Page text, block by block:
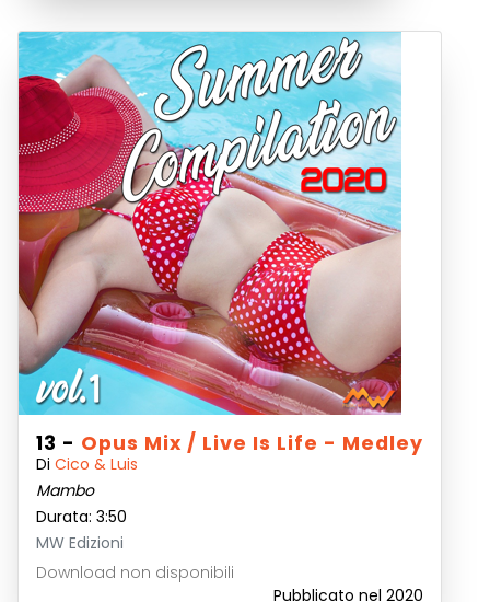
13 - Opus Mix / Live Is Life - Medley
Di Cico & Luis
Mambo
Durata: 3:50
MW Edizioni
Download non disponibili
Pubblicato nel 2020